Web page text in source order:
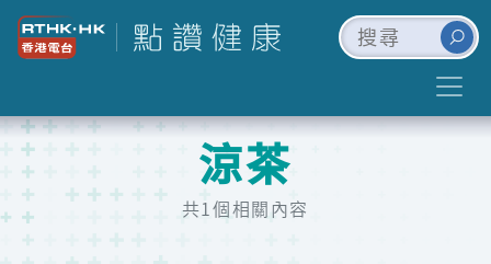
涼茶
共1個相關內容